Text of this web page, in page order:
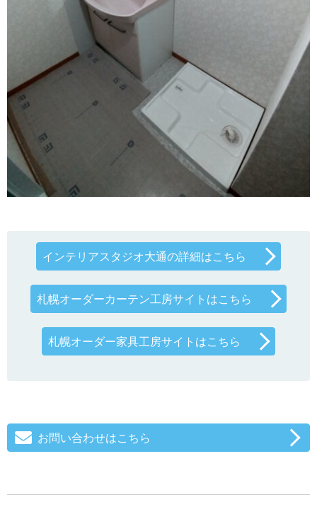
インテリアスタジオ大通の詳細はこちら
札幌オーダーカーテン工房サイトはこちら
札幌オーダー家具工房サイトはこちら
お問い合わせはこちら